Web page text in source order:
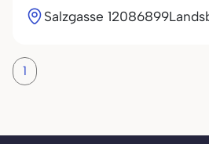
Salzgasse 12086899
1